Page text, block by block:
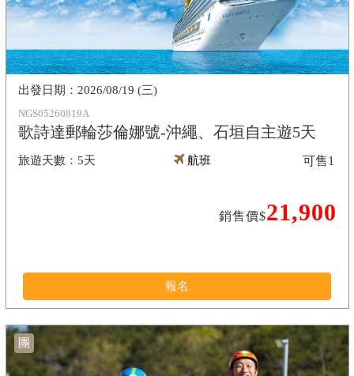
NGS05260819A
歌詩達郵輪莎倫娜號-沖繩、石垣自主遊5天
5天
2026/08/19 (三)
航班
銷售價$21,900
可售1
報名
團